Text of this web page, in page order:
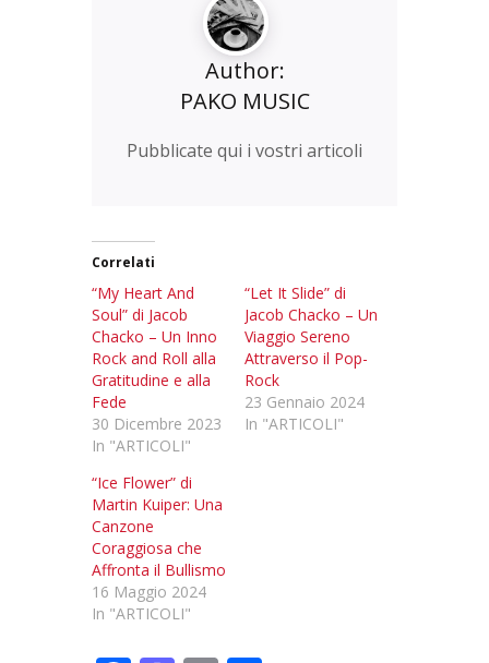
Author:
PAKO MUSIC
Pubblicate qui i vostri articoli
Correlati
“My Heart And
Soul” di Jacob
Chacko – Un Inno
Rock and Roll alla
Gratitudine e alla
Fede
30 Dicembre 2023
In "ARTICOLI"
“Let It Slide” di
Jacob Chacko – Un
Viaggio Sereno
Attraverso il Pop-
Rock
23 Gennaio 2024
In "ARTICOLI"
“Ice Flower” di
Martin Kuiper: Una
Canzone
Coraggiosa che
Affronta il Bullismo
16 Maggio 2024
In "ARTICOLI"